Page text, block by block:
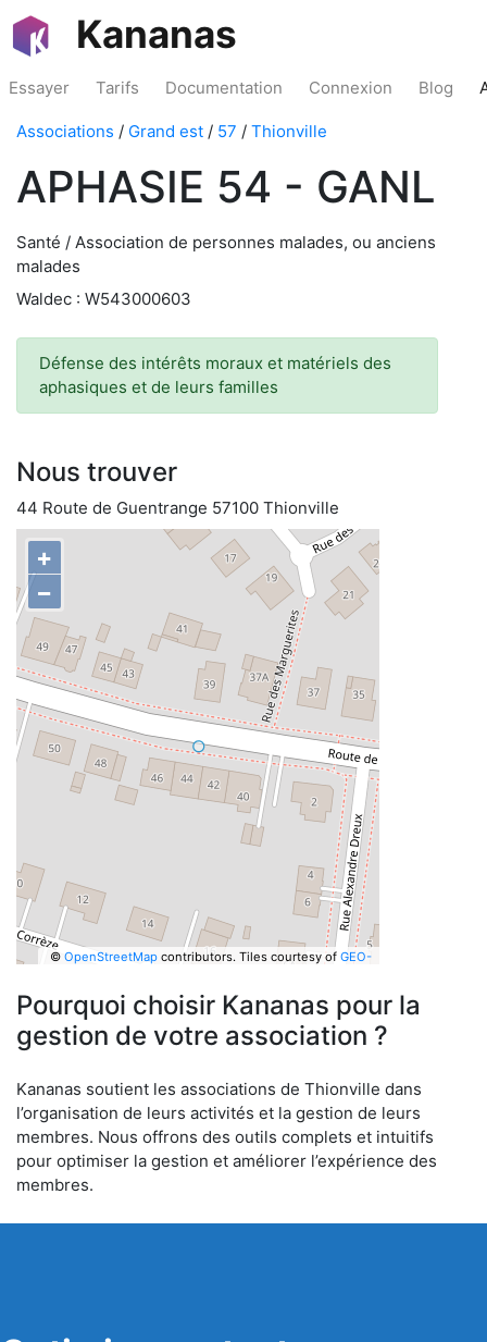
Kananas
Essayer Tarifs Documentation Connexion Blog
Associations / Grand est / 57 / Thionville
APHASIE 54 - GANL
Santé / Association de personnes malades, ou anciens
malades
Waldec : W543000603
Défense des intérêts moraux et matériels des
aphasiques et de leurs familles
Nous trouver
44 Route de Guentrange 57100 Thionville
+
−
© OpenStreetMapcontributors. Tiles courtesy of GEO-
Pourquoi choisir Kananas pour la
gestion de votre association ?
Kananas soutient les associations de Thionville dans
l’organisation de leurs activités et la gestion de leurs
membres. Nous offrons des outils complets et intuitifs
pour optimiser la gestion et améliorer l’expérience des
membres.